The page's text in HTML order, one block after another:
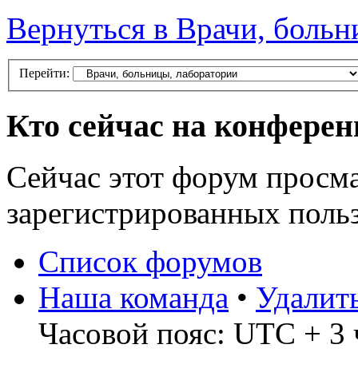
Вернуться в Врачи,
Перейти:
Кто сейчас на
Сейчас этот форум
зарегистрированных
Список форумов
Наша команда •
Часовой пояс: UTC + 3